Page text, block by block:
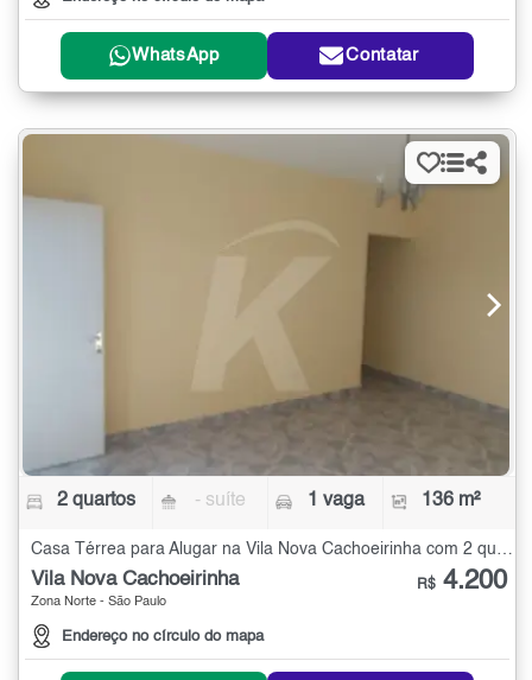
WhatsApp Contatar
2 quartos - suíte 1 vaga 136 m²
Vila Nova Cachoeirinha
Zona Norte - São Paulo
Endereço no círculo do mapa
R$ 4.200